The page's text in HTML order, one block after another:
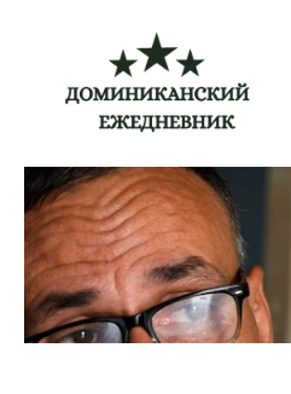
содержимому